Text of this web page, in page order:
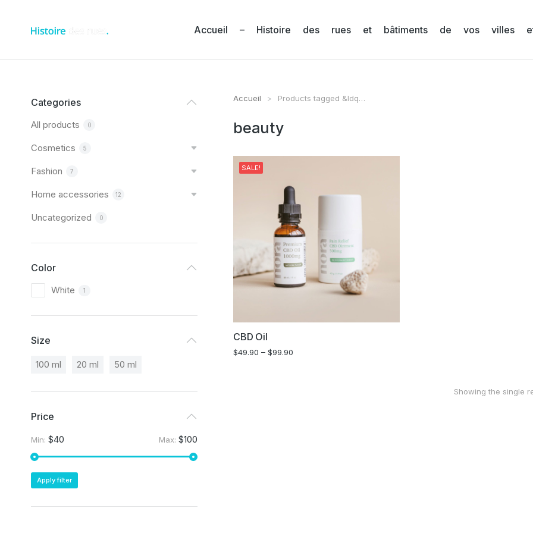
Accueil – Histoire des rues et bâtiments de vos villes
Categories
All products 0
Cosmetics 5
Fashion 7
Home accessories 12
Uncategorized 0
Color
White 1
Size
100 ml 20 ml 50 ml
Price
Min: $40 Max: $100
Apply filter
Vous êtes ici :
Accueil Products tagged &ldq…
beauty
SALE!
CBD Oil
$49.90 – $99.90
Showing the single